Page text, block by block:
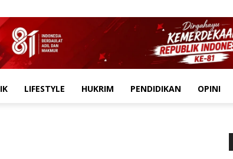
LIFESTYLE HUKRIM PENDIDIKAN OPINI